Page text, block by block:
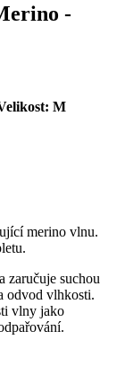
-
M
merino vlnu.
suchou
odvod vlhkosti.
vlny jako